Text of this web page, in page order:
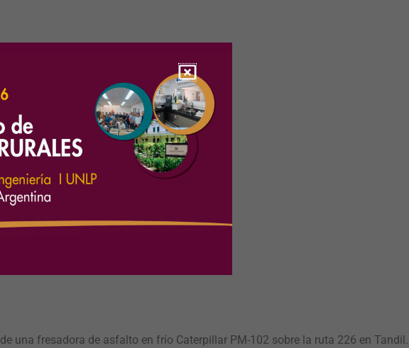
una fresadora de asfalto en frío Caterpillar PM-102 sobre la ruta 226 en Tandil.